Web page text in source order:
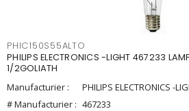
PHIC150S55ALTO
PHILIPS ELECTRONICS -LIGHT 467233
1/2GOLIATH
Manufacturier :
PHILIPS ELECTRONICS -
# Manufacturier : 467233